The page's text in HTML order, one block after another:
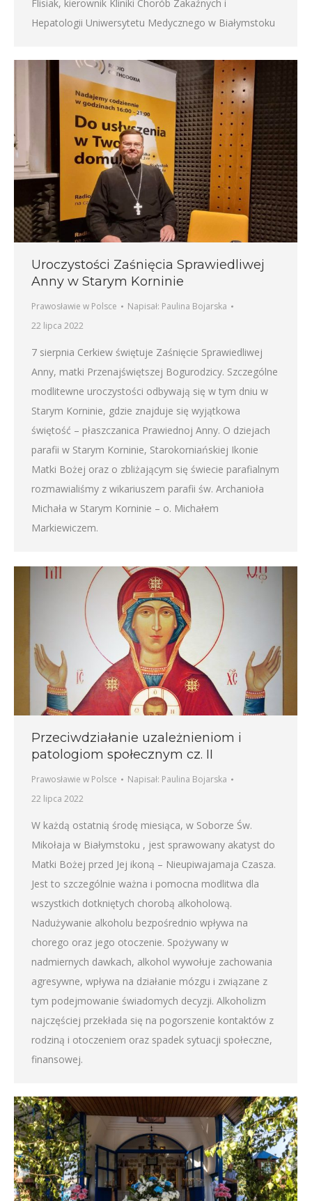
Flisiak, kierownik Kliniki Chorób Zakaźnych i
Hepatologii Uniwersytetu Medycznego w Białymstoku
Uroczystości Zaśnięcia Sprawiedliwej
Anny w Starym Korninie
Prawosławie w Polsce Napisał: Paulina Bojarska
22 lipca 2022
7 sierpnia Cerkiew świętuje Zaśnięcie Sprawiedliwej
Anny, matki Przenajświętszej Bogurodzicy. Szczególne
modlitewne uroczystości odbywają się w tym dniu w
Starym Korninie, gdzie znajduje się wyjątkowa
świętość – płaszczanica Prawiednoj Anny. O dziejach
parafii w Starym Korninie, Starokorniańskiej Ikonie
Matki Bożej oraz o zbliżającym się świecie parafialnym
rozmawialiśmy z wikariuszem parafii św. Archanioła
Michała w Starym Korninie – o. Michałem
Markiewiczem.
Przeciwdziałanie uzależnieniom i
patologiom społecznym cz. II
Prawosławie w Polsce Napisał: Paulina Bojarska
22 lipca 2022
W każdą ostatnią środę miesiąca, w Soborze Św.
Mikołaja w Białymstoku , jest sprawowany akatyst do
Matki Bożej przed Jej ikoną – Nieupiwajamaja Czasza.
Jest to szczególnie ważna i pomocna modlitwa dla
wszystkich dotkniętych chorobą alkoholową.
Nadużywanie alkoholu bezpośrednio wpływa na
chorego oraz jego otoczenie. Spożywany w
nadmiernych dawkach, alkohol wywołuje zachowania
agresywne, wpływa na działanie mózgu i związane z
tym podejmowanie świadomych decyzji. Alkoholizm
najczęściej przekłada się na pogorszenie kontaktów z
rodziną i otoczeniem oraz spadek sytuacji społeczne,
finansowej.